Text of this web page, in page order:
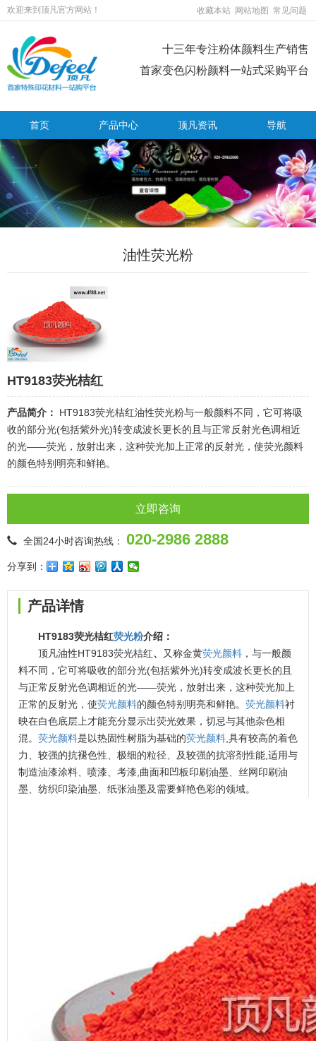
欢迎来到顶凡官方网站！ 收藏本站 网站地图 常见问题
十三年专注粉体颜料生产销售
首家变色闪粉颜料一站式采购平台
首页 产品中心 顶凡资讯 导航
油性荧光粉
HT9183荧光桔红
产品简介：
HT9183荧光桔红油性荧光粉与一般颜料不同，它可将吸
收的部分光(包括紫外光)转变成波长更长的且与正常反射光色调相近
的光——荧光，放射出来，这种荧光加上正常的反射光，使荧光颜料
的颜色特别明亮和鲜艳。
立即咨询
全国24小时咨询热线： 020-2986 2888
分享到：
产品详情
HT9183荧光桔红荧光粉介绍：
顶凡油性HT9183荧光桔红、 又称金黄荧光颜料 ，与一般颜
料不同，它可将吸收的部分光(包括紫外光)转变成波长更长的且
与正常反射光色调相近的光——荧光，放射出来，这种荧光加上
正常的反射光，使荧光颜料的颜色特别明亮和鲜艳。 荧光颜料衬
映在白色底层上才能充分显示出荧光效果，切忌与其他杂色相
混。 荧光颜料是以热固性树脂为基础的荧光颜料 ,具有较高的着色
力、较强的抗褪色性、极细的粒径、及较强的抗溶剂性能,适用与
制造油漆涂料、喷漆、考漆,曲面和凹板印刷油墨、丝网印刷油
墨、纺织印染油墨、纸张油墨及需要鲜艳色彩的领域。